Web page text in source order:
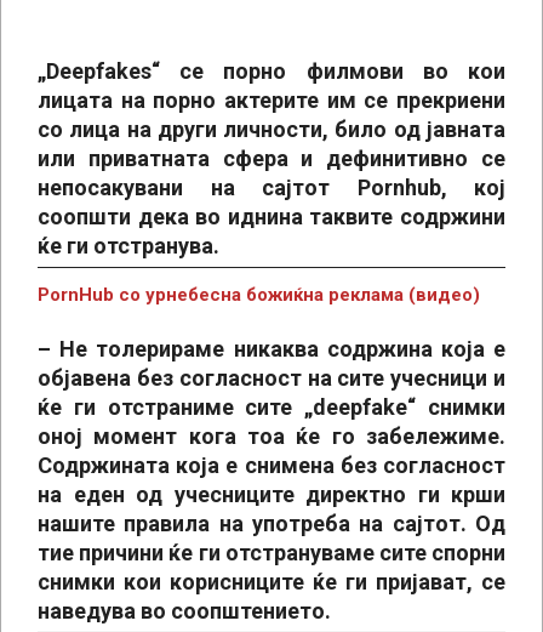
„Deepfakes“ се порно филмови во кои
лицата на порно актерите им се прекриени
со лица на други личности, било од јавната
или приватната сфера и дефинитивно се
непосакувани на сајтот Pornhub, кој
соопшти дека во иднина таквите содржини
ќе ги отстранува.
PornHub со урнебесна божиќна реклама (видео)
– Не толерираме никаква содржина која е
објавена без согласност на сите учесници и
ќе ги отстраниме сите „deepfake“ снимки
оној момент кога тоа ќе го забележиме.
Содржината која е снимена без согласност
на еден од учесниците директно ги крши
нашите правила на употреба на сајтот. Од
тие причини ќе ги отстрануваме сите спорни
снимки кои корисниците ќе ги пријават, се
наведува во соопштението.